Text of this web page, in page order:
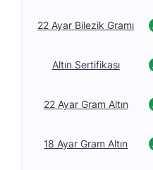
22 Ayar Bilezik Gramı
Altın Sertifikası
22 Ayar Gram Altın
18 Ayar Gram Altın